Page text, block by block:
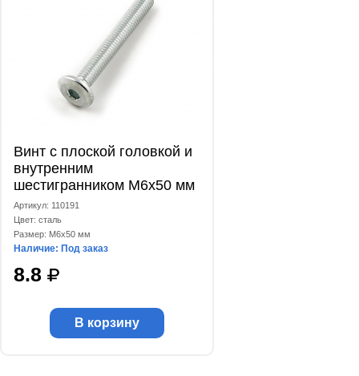
Винт с плоской головкой и
внутренним
шестигранником М6x50 мм
Артикул: 110191
Цвет: сталь
Размер: M6x50 мм
Наличие: Под заказ
8.8
В корзину